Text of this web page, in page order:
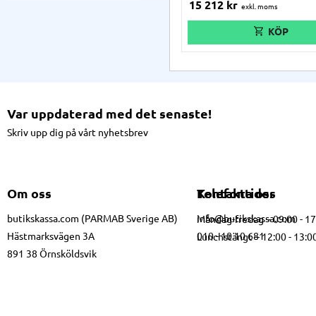
för krävande arbetsmiljöer. OBS!
handskar eller laddstation).
15 212 kr
Var uppdaterad med det senaste!
Skriv upp dig på vårt nyhetsbrev
Om oss
butikskassa.com (PARMAB Sverige AB)
Hästmarksvägen 3A
891 38 Örnsköldsvik
Kontakta oss
info@butikskassa.com
010 - 10 10 681
Telefontider
Måndag-fredag – 09:00 -
Lunchstängt – 12:00 -